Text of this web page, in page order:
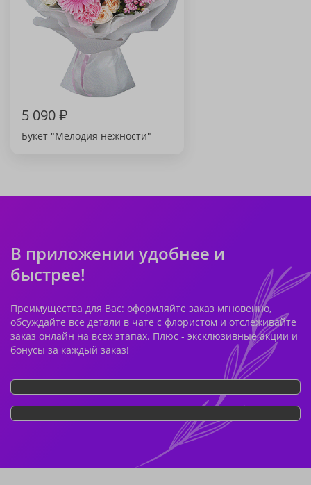
5 090₽
Букет "Мелодия нежности"
В приложении удобнее и
быстрее!
Преимущества для Вас: оформляйте заказ мгновенно,
обсуждайте все детали в чате с флористом и отслеживайте
заказ онлайн на всех этапах. Плюс - эксклюзивные акции и
бонусы за каждый заказ!